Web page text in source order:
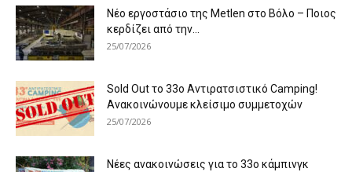
Νέο εργοστάσιο της Metlen στο Βόλο – Ποιος
κερδίζει από την...
25/07/2026
Sold Out το 33ο Αντιρατσιστικό Camping!
Ανακοινώνουμε κλείσιμο συμμετοχών
25/07/2026
Νέες ανακοινώσεις για το 33ο κάμπινγκ